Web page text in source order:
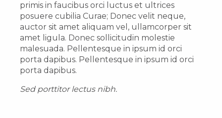
primis in faucibus orci luctus et ultrices
posuere cubilia Curae; Donec velit neque,
auctor sit amet aliquam vel, ullamcorper sit
amet ligula. Donec sollicitudin molestie
malesuada. Pellentesque in ipsum id orci
porta dapibus. Pellentesque in ipsum id orci
porta dapibus.
Sed porttitor lectus nibh.